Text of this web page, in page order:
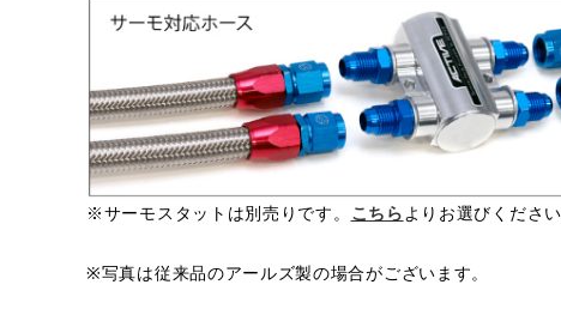
※サーモスタットは別売りです。 こちら よりお選びください
※写真は従来品のアールズ製の場合がございます。